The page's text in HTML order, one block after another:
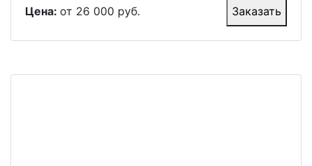
Цена: от 26 000 руб. Заказать